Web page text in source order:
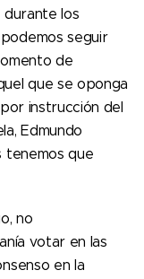
durante los
seguir
de
que se oponga
instrucción del
Edmundo
tenemos que
no
votar en las
en la